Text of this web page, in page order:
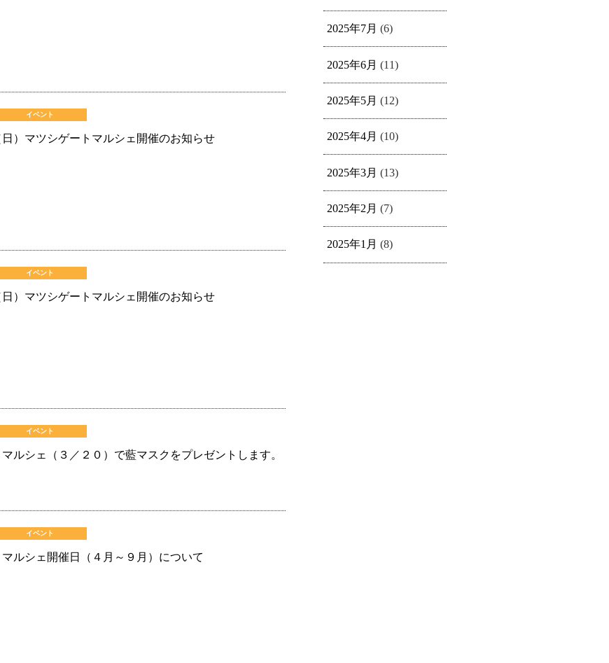
イベント
日）マツシゲートマルシェ開催のお知らせ
イベント
日）マツシゲートマルシェ開催のお知らせ
イベント
ルシェ（３／２０）で藍マスクをプレゼントします。
イベント
ルシェ開催日（４月～９月）について
2025年7月 (6)
2025年6月 (11)
2025年5月 (12)
2025年4月 (10)
2025年3月 (13)
2025年2月 (7)
2025年1月 (8)